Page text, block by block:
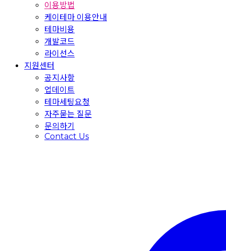
이용방법
케이테마 이용안내
테마비용
개발코드
라이선스
지원센터
공지사항
업데이트
테마세팅요청
자주묻는 질문
문의하기
Contact Us